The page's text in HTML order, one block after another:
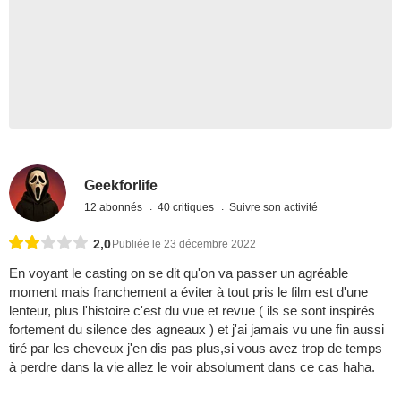
Geekforlife
12 abonnés 40 critiques Suivre son activité
2,0 Publiée le 23 décembre 2022
En voyant le casting on se dit qu'on va passer un agréable
moment mais franchement a éviter à tout pris le film est d'une
lenteur, plus l'histoire c'est du vue et revue ( ils se sont inspirés
fortement du silence des agneaux ) et j'ai jamais vu une fin aussi
tiré par les cheveux j'en dis pas plus,si vous avez trop de temps
à perdre dans la vie allez le voir absolument dans ce cas haha.